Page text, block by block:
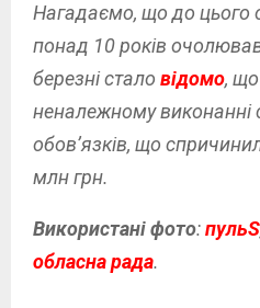
Нагадаємо, що до цього
понад 10 років
березні стало відомо,
неналежному виконанні
обов’язків, що
млн грн.
Використані фото:пульS
обласна рада.